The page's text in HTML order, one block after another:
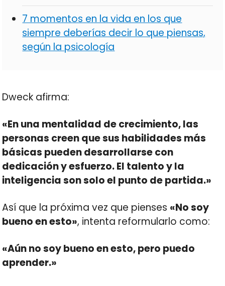
7 momentos en la vida en los que
siempre deberías decir lo que piensas,
según la psicología
Dweck afirma:
«En una mentalidad de crecimiento, las
personas creen que sus habilidades más
básicas pueden desarrollarse con
dedicación y esfuerzo. El talento y la
inteligencia son solo el punto de partida.»
Así que la próxima vez que pienses «No soy
bueno en esto», intenta reformularlo como:
«Aún no soy bueno en esto, pero puedo
aprender.»